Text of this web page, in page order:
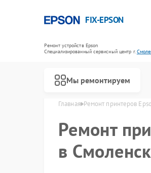
FIX-EPSON
Ремонт устройств Epson
Специализированный cервисный центр г.
Мы ремонтируем
Главная Ремонт принтеров
Ремонт
в